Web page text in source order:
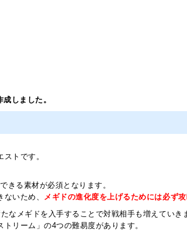
しました。
トです。
きる素材が必須となります。
いため、 メギドの進化度を上げるためには必ず
なメギドを入手することで対戦相手も増えていき
リーム」の4つの難易度があります。